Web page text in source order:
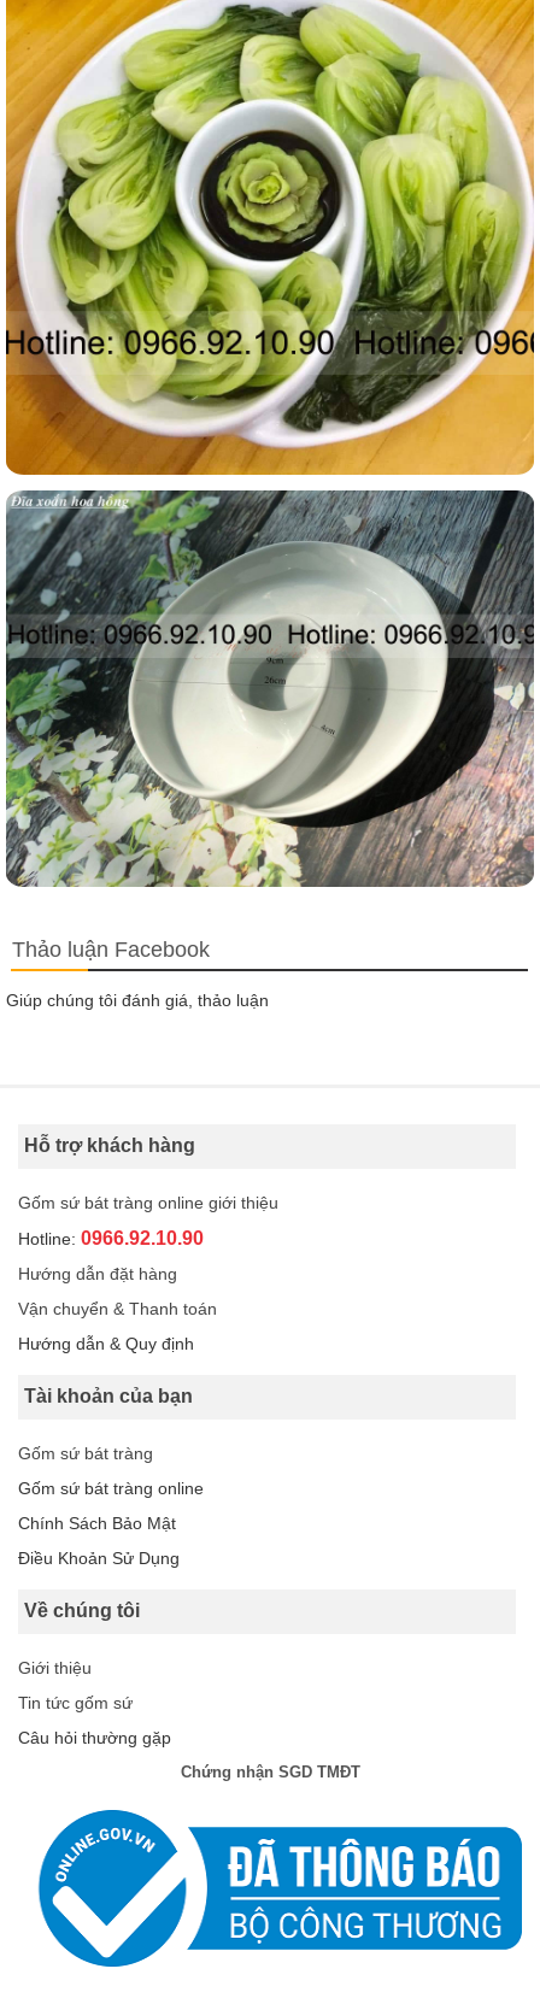
Thảo luận Facebook
Giúp chúng tôi đánh giá, thảo luận
Hỗ trợ khách hàng
Gốm sứ bát tràng online giới thiệu
Hotline: 0966.92.10.90
Hướng dẫn đặt hàng
Vận chuyển & Thanh toán
Hướng dẫn & Quy định
Tài khoản của bạn
Gốm sứ bát tràng
Gốm sứ bát tràng online
Chính Sách Bảo Mật
Điều Khoản Sử Dụng
Về chúng tôi
Giới thiệu
Tin tức gốm sứ
Câu hỏi thường gặp
Chứng nhận SGD TMĐT